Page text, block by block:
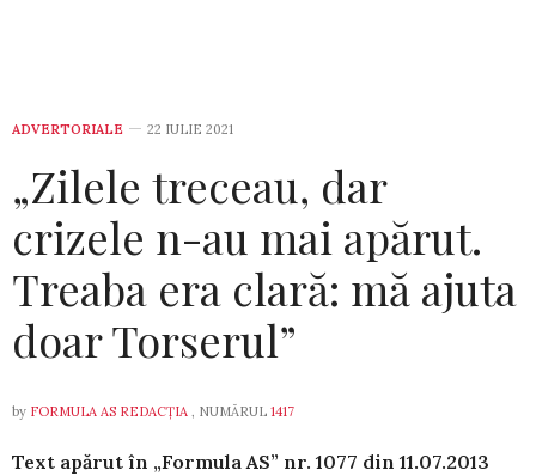
ADVERTORIALE 22 IULIE 2021
„Zilele treceau, dar
crizele n-au mai apărut.
Treaba era clară: mă ajuta
doar Torserul”
by FORMULA AS REDACȚIA , NUMĂRUL 1417
Text apărut în „Formula AS” nr. 1077 din­ 11.07.2013